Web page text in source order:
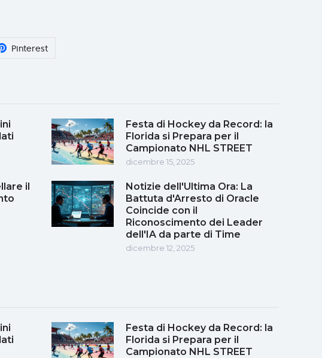
Pinterest
Festa di Hockey da Record: la
Florida si Prepara per il
Campionato NHL STREET
dicembre 15, 2025
il
Notizie dell'Ultima Ora: La
Battuta d'Arresto di Oracle
Coincide con il
Riconoscimento dei Leader
dell'IA da parte di Time
dicembre 12, 2025
Festa di Hockey da Record: la
Florida si Prepara per il
Campionato NHL STREET